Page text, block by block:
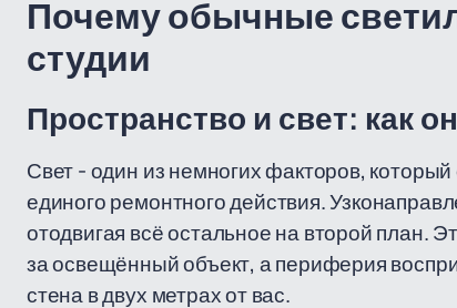
Почему обычные
студии
Пространство и свет: как
Свет - один из немногих факторов,
единого ремонтного действия.
отодвигая всё остальное на второй план.
за освещённый объект, а периферия
стена в двух метрах от вас.